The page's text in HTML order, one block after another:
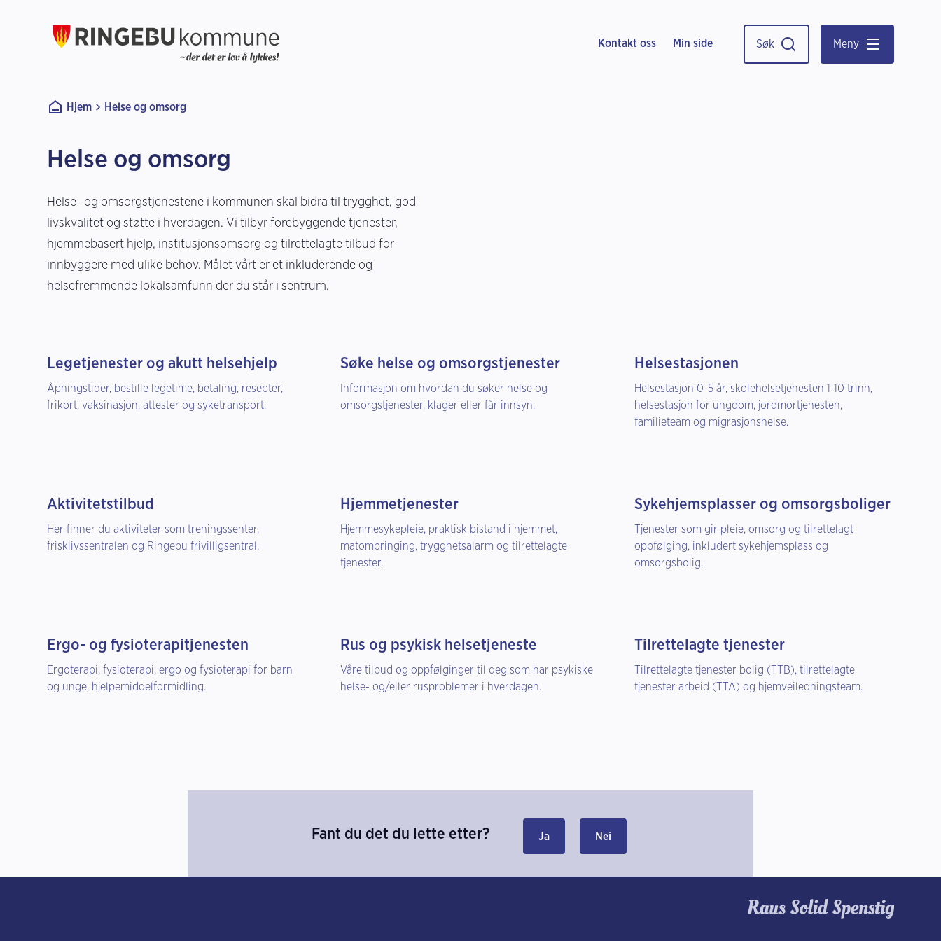
Kontakt oss Min side Søk Meny
Du er her:
Hjem Helse og omsorg
Helse og omsorg
Helse- og omsorgstjenestene i kommunen skal bidra til trygghet, god
livskvalitet og støtte i hverdagen. Vi tilbyr forebyggende tjenester,
hjemmebasert hjelp, institusjonsomsorg og tilrettelagte tilbud for
innbyggere med ulike behov. Målet vårt er et inkluderende og
helsefremmende lokalsamfunn der du står i sentrum.
Legetjenester og akutt helsehjelp
Åpningstider, bestille legetime, betaling, resepter,
frikort, vaksinasjon, attester og syketransport.
Søke helse og omsorgstjenester
Informasjon om hvordan du søker helse og
omsorgstjenester, klager eller får innsyn.
Helsestasjonen
Helsestasjon 0-5 år, skolehelsetjenesten 1-10 trinn,
helsestasjon for ungdom, jordmortjenesten,
familieteam og migrasjonshelse.
Aktivitetstilbud
Her finner du aktiviteter som treningssenter,
frisklivssentralen og Ringebu frivilligsentral.
Hjemmetjenester
Hjemmesykepleie, praktisk bistand i hjemmet,
matombringing, trygghetsalarm og tilrettelagte
tjenester.
Sykehjemsplasser og omsorgsboliger
Tjenester som gir pleie, omsorg og tilrettelagt
oppfølging, inkludert sykehjemsplass og
omsorgsbolig.
Ergo- og fysioterapitjenesten
Ergoterapi, fysioterapi, ergo og fysioterapi for barn
og unge, hjelpemiddelformidling.
Rus og psykisk helsetjeneste
Våre tilbud og oppfølginger til deg som har psykiske
helse- og/eller rusproblemer i hverdagen.
Tilrettelagte tjenester
Tilrettelagte tjenester bolig (TTB), tilrettelagte
tjenester arbeid (TTA) og hjemveiledningsteam.
Fant du det du lette etter? Ja Nei